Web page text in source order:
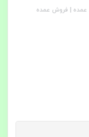
| فروش عمده